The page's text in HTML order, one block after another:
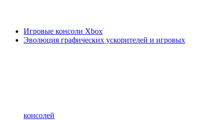
Игровые консоли Xbox
Эволюция графических ускорителей и игровых
консолей